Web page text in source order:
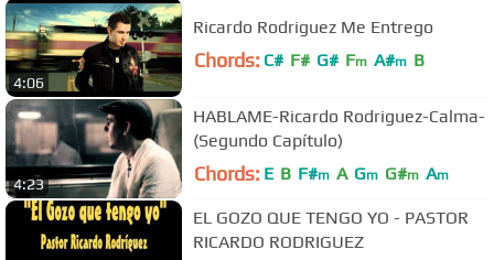
4:06
Ricardo Rodriguez Me Entrego
Chords: C# F# G# Fm A#m B
4:23
HABLAME-Ricardo Rodriguez-Calma-
(Segundo Capítulo)
Chords: E B F#m A Gm G#m Am
EL GOZO QUE TENGO YO - PASTOR
RICARDO RODRIGUEZ